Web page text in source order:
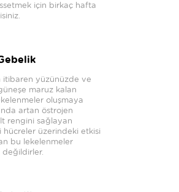
için birkaç hafta
itibaren yüzünüzde ve
maruz kalan
oluşmaya
artan östrojen
rengini sağlayan
üzerindeki etkisi
bu lekelenmeler
değildirler.